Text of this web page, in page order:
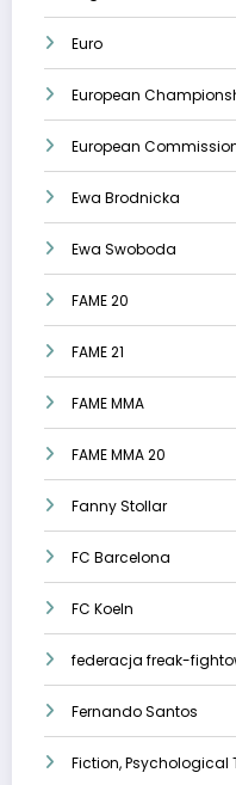
Euro
European
European
Ewa Brodnicka
Ewa Swoboda
FAME 20
FAME 21
FAME MMA
FAME MMA 20
Fanny Stollar
FC Barcelona
FC Koeln
federacja freak-
Fernando Santos
Fiction, Psychological